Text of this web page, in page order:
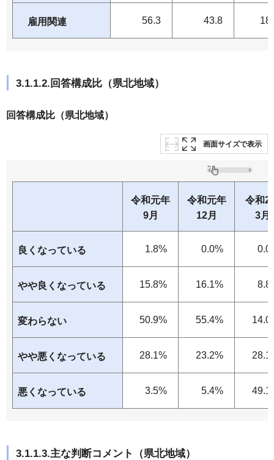
雇用関連 56.3 43.8
3.1.1.2.回答構成比（県北地域）
回答構成比（県北地域）
画面サイズで表示
令和元年
9月
令和元年
12月
令和2
3月
良くなっている 1.8% 0.0%
やや良くなっている 15.8% 16.1%
変わらない 50.9% 55.4%
やや悪くなっている 28.1% 23.2%
悪くなっている 3.5% 5.4%
3.1.1.3.主な判断コメント（県北地域）